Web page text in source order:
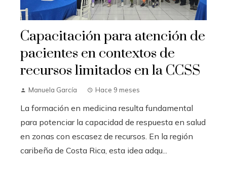
Capacitación para atención de
pacientes en contextos de
recursos limitados en la CCSS
Manuela García Hace 9 meses
La formación en medicina resulta fundamental
para potenciar la capacidad de respuesta en salud
en zonas con escasez de recursos. En la región
caribeña de Costa Rica, esta idea adqu...